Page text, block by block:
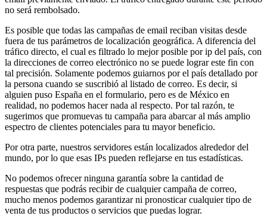
no será rembolsado.
Es posible que todas las campañas de email reciban visitas desde
fuera de tus parámetros de localización geográfica. A diferencia del
tráfico directo, el cual es filtrado lo mejor posible por ip del país, con
la direcciones de correo electrónico no se puede lograr este fin con
tal precisión. Solamente podemos guiarnos por el país detallado por
la persona cuando se suscribió al listado de correo. Es decir, si
alguien puso España en el formulario, pero es de México en
realidad, no podemos hacer nada al respecto. Por tal razón, te
sugerimos que promuevas tu campaña para abarcar al más amplio
espectro de clientes potenciales para tu mayor beneficio.
Por otra parte, nuestros servidores están localizados alrededor del
mundo, por lo que esas IPs pueden reflejarse en tus estadísticas.
No podemos ofrecer ninguna garantía sobre la cantidad de
respuestas que podrás recibir de cualquier campaña de correo,
mucho menos podemos garantizar ni pronosticar cualquier tipo de
venta de tus productos o servicios que puedas lograr.